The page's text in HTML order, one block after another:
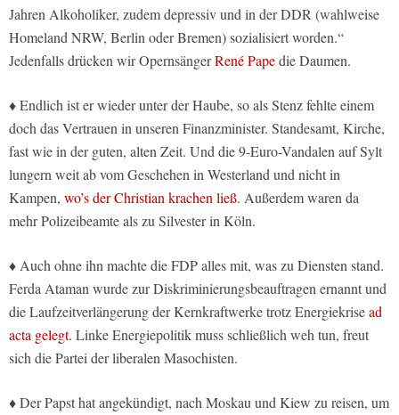
Jahren Alkoholiker, zudem depressiv und in der DDR (wahlweise
Homeland NRW, Berlin oder Bremen) sozialisiert worden.“
Jedenfalls drücken wir OpernsängerRené Papedie Daumen.
♦ Endlich ist er wieder unter der Haube, so als Stenz fehlte einem
doch das Vertrauen in unseren Finanzminister. Standesamt, Kirche,
fast wie in der guten, alten Zeit. Und die 9-Euro-Vandalen auf Sylt
lungern weit ab vom Geschehen in Westerland und nicht in
Kampen, wo’s der Christian krachen ließ. Außerdem waren da
mehr Polizeibeamte als zu Silvester in Köln.
♦ Auch ohne ihn machte die FDP alles mit, was zu Diensten stand.
Ferda Ataman wurde zur Diskriminierungsbeauftragen ernannt und
die Laufzeitverlängerung der Kernkraftwerke trotz Energiekrisead
acta gelegt. Linke Energiepolitik muss schließlich weh tun, freut
sich die Partei der liberalen Masochisten.
♦ Der Papst hat angekündigt, nach Moskau und Kiew zu reisen, um